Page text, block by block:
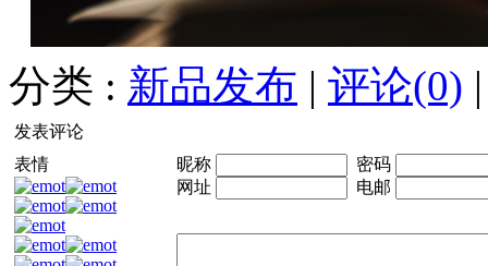
分类 : 新品发布 | 评论(0)
发表评论
表情
昵称
密码
网址
电邮